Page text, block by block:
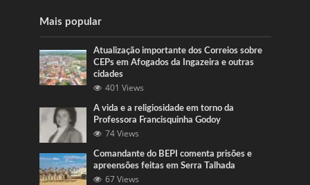
Mais popular
Atualização importante dos Correios sobre
CEPs em Afogados da Ingazeira e outras
cidades
401 Views
A vida e a religiosidade em torno da
Professora Francisquinha Godoy
74 Views
Comandante do BEPI comenta prisões e
apreensões feitas em Serra Talhada
67 Views